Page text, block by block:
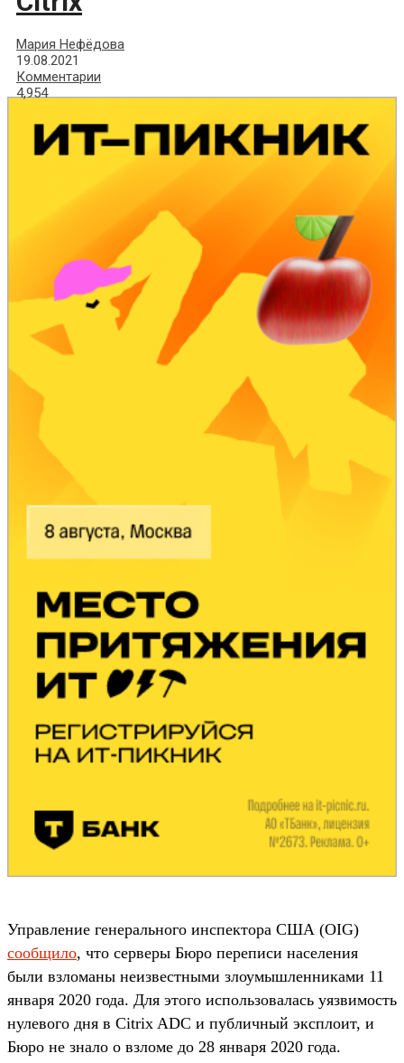
Мария Нефёдова
19.08.2021
Комментарии
4,954
Управление генерального инспектора США (OIG)
сообщило, что серверы Бюро переписи населения
были взломаны неизвестными злоумышленниками 11
января 2020 года. Для этого использовалась уязвимость
нулевого дня в Citrix ADC и публичный эксплоит, и
Бюро не знало о взломе до 28 января 2020 года.